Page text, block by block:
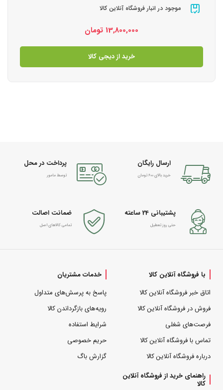
موجود در انبار فروشگاه آنلاین کالا
13,800,000 تومان
خرید از دیجی کالا
ارسال رایگان
خرید بالای 600 تومان
پرداخت در محل
توسط مامور
پشتیبانی 24 ساعته
حتی روز تعطیل
ضمانت اصالت
تمامی کالاهای اصل
با فروشگاه آنلاین کالا
اتاق خبر فروشگاه آنلاین کالا
فروش در فروشگاه آنلاین کالا
فرصت‌های شغلی
تماس با فروشگاه آنلاین کالا
درباره فروشگاه آنلاین کالا
خدمات مشتریان
پاسخ به پرسش‌های متداول
رویه‌های بازگرداندن کالا
شرایط استفاده
حریم خصوصی
گزارش باگ
راهنمای خرید از فروشگاه آنلاین
کالا